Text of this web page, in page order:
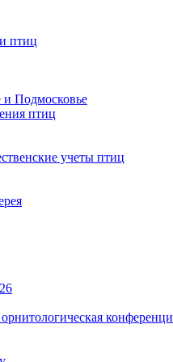
птиц
Подмосковье
птиц
учеты птиц